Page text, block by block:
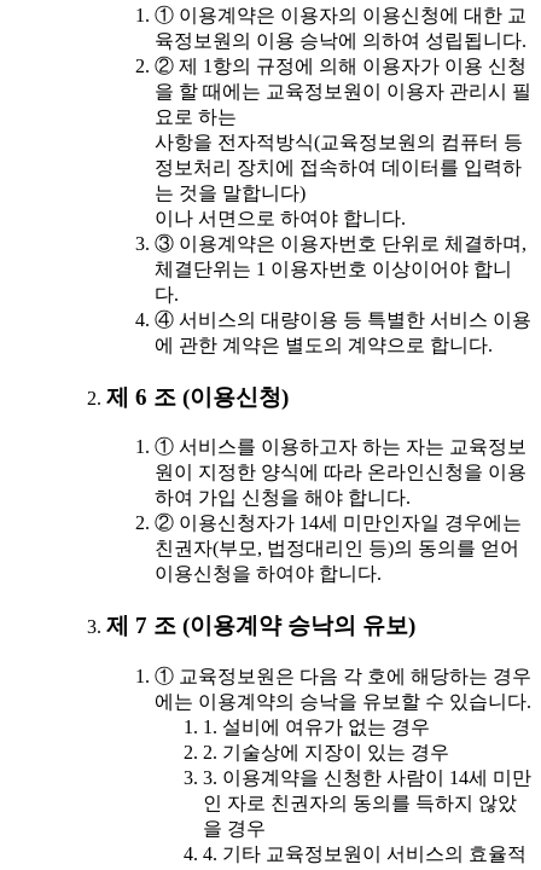
① 이용계약은 이용자의 이용신청에 대한 교
육정보원의 이용 승낙에 의하여 성립됩니다.
② 제 1항의 규정에 의해 이용자가 이용 신청
을 할 때에는 교육정보원이 이용자 관리시 필
요로 하는
사항을 전자적방식(교육정보원의 컴퓨터 등
정보처리 장치에 접속하여 데이터를 입력하
는 것을 말합니다)
이나 서면으로 하여야 합니다.
③ 이용계약은 이용자번호 단위로 체결하며,
체결단위는 1 이용자번호 이상이어야 합니
다.
④ 서비스의 대량이용 등 특별한 서비스 이용
에 관한 계약은 별도의 계약으로 합니다.
제 6 조 (이용신청)
① 서비스를 이용하고자 하는 자는 교육정보
원이 지정한 양식에 따라 온라인신청을 이용
하여 가입 신청을 해야 합니다.
② 이용신청자가 14세 미만인자일 경우에는
친권자(부모, 법정대리인 등)의 동의를 얻어
이용신청을 하여야 합니다.
제 7 조 (이용계약 승낙의 유보)
① 교육정보원은 다음 각 호에 해당하는 경우
에는 이용계약의 승낙을 유보할 수 있습니다.
1. 설비에 여유가 없는 경우
2. 기술상에 지장이 있는 경우
3. 이용계약을 신청한 사람이 14세 미만
인 자로 친권자의 동의를 득하지 않았
을 경우
4. 기타 교육정보원이 서비스의 효율적